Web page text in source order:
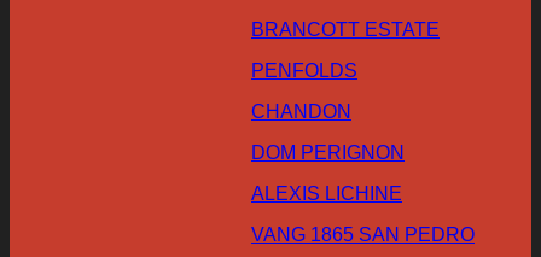
BRANCOTT ESTATE
PENFOLDS
CHANDON
DOM PERIGNON
ALEXIS LICHINE
VANG 1865 SAN PEDRO